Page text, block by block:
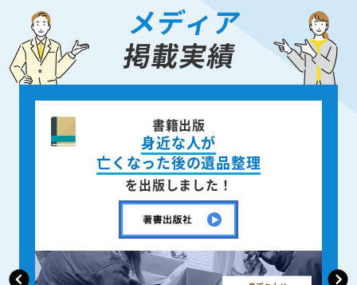
メディア
掲載実績
ニュース週刊誌
「AERA」
で取材掲載されました！